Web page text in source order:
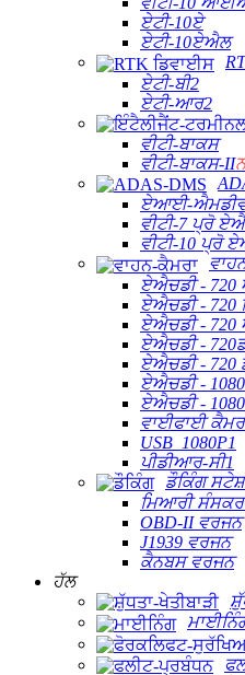
ਏਟੀ-10ਏ
ਏਟੀ-10ਏਐਲ
ਏਟੀ-ਬੀ2
ਏਟੀ-ਆਰ2
ਵੀਟੀ-ਬਾਕਸ
ਵੀਟੀ-ਬਾਕਸ-II
ਏਆਈ-
ਵੀਟੀ-7 ਪ੍ਰੋ
ਵੀਟੀ-10 ਪ੍ਰੋ
ਏਐਚਡੀ -
ਏਐਚਡੀ - 720
ਏਐਚਡੀ -
ਏਐਚਡੀ -
ਏਐਚਡੀ -
ਏਐਚਡੀ -
ਏਐਚਡੀ -
ਵਾਈਫਾਈ
USB_1080P1
ਪੀਡੀਆਰ-ਸੀ1
ਡੌਕਿੰਗ
ਮਿਆਰੀ
OBD-II ਵਰਜਨ
J1939 ਵਰਜਨ
ਕੈਨਬਸ ਵਰਜਨ
ਹੱਲ